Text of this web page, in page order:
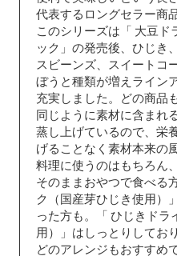
代表するロングセラー商
このシリーズは「 大豆ド
ック」の発売後、ひじき
スビーンズ、スイートコ
ぼうと種類が増えライン
充実しました。どの商品
同じように素材に含まれ
蒸し上げているので、栄
げることなく素材本来の
料理に使うのはもちろん
そのままおやつで食べる
ク（国産芽ひじき使用）
った方も。「ひじきドラ
用）」はしっとりしてお
どのアレンジもおすすめ